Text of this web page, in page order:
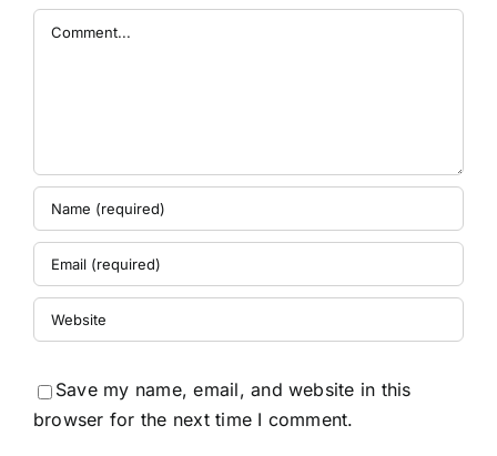
Comment
Save my name, email, and website in this
browser for the next time I comment.